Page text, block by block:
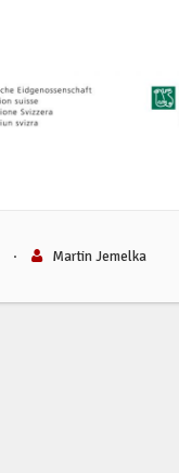
· Martin Jemelka